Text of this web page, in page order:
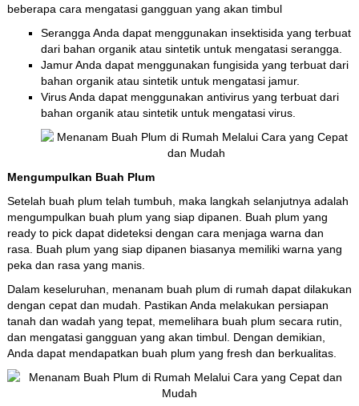
beberapa cara mengatasi gangguan yang akan timbul
Serangga Anda dapat menggunakan insektisida yang terbuat
dari bahan organik atau sintetik untuk mengatasi serangga.
Jamur Anda dapat menggunakan fungisida yang terbuat dari
bahan organik atau sintetik untuk mengatasi jamur.
Virus Anda dapat menggunakan antivirus yang terbuat dari
bahan organik atau sintetik untuk mengatasi virus.
Mengumpulkan Buah Plum
Setelah buah plum telah tumbuh, maka langkah selanjutnya adalah
mengumpulkan buah plum yang siap dipanen. Buah plum yang
ready to pick dapat dideteksi dengan cara menjaga warna dan
rasa. Buah plum yang siap dipanen biasanya memiliki warna yang
peka dan rasa yang manis.
Dalam keseluruhan, menanam buah plum di rumah dapat dilakukan
dengan cepat dan mudah. Pastikan Anda melakukan persiapan
tanah dan wadah yang tepat, memelihara buah plum secara rutin,
dan mengatasi gangguan yang akan timbul. Dengan demikian,
Anda dapat mendapatkan buah plum yang fresh dan berkualitas.